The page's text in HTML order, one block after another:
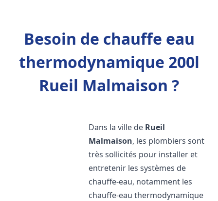
Besoin de chauffe eau
thermodynamique 200l
Rueil Malmaison ?
Dans la ville de Rueil
Malmaison, les plombiers sont
très sollicités pour installer et
entretenir les systèmes de
chauffe-eau, notamment les
chauffe-eau thermodynamique